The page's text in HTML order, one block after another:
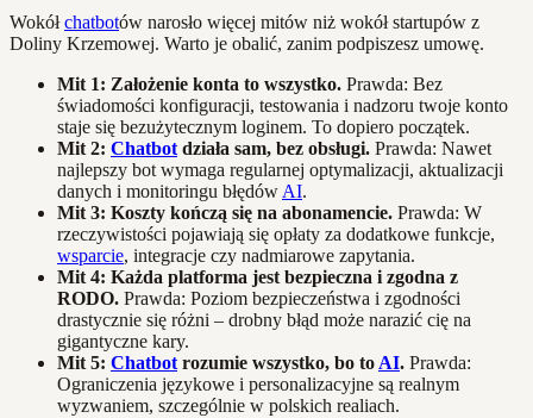
Wokółchatbotów narosło więcej mitów niż wokół startupów z
Doliny Krzemowej. Warto je obalić, zanim podpiszesz umowę.
Mit 1: Założenie konta to wszystko. Prawda: Bez
świadomości konfiguracji, testowania i nadzoru twoje konto
staje się bezużytecznym loginem. To dopiero początek.
Mit 2: Chatbot działa sam, bez obsługi. Prawda: Nawet
najlepszy bot wymaga regularnej optymalizacji, aktualizacji
danych i monitoringu błędów AI.
Mit 3: Koszty kończą się na abonamencie. Prawda: W
rzeczywistości pojawiają się opłaty za dodatkowe funkcje,
wsparcie, integracje czy nadmiarowe zapytania.
Mit 4: Każda platforma jest bezpieczna i zgodna z
RODO. Prawda: Poziom bezpieczeństwa i zgodności
drastycznie się różni – drobny błąd może narazić cię na
gigantyczne kary.
Mit 5: Chatbot rozumie wszystko, bo to AI. Prawda:
Ograniczenia językowe i personalizacyjne są realnym
wyzwaniem, szczególnie w polskich realiach.